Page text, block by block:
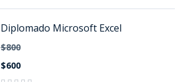
Diplomado Microsoft Excel
$800
$600